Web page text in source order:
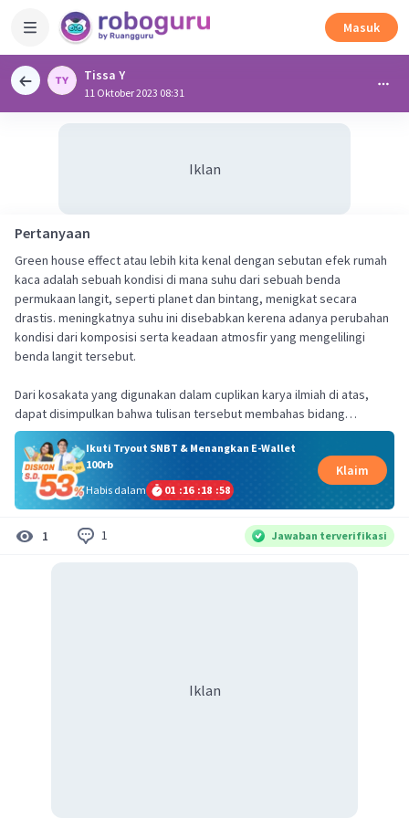
Masuk
Tissa Y
11 Oktober 2023 08:31
Iklan
Pertanyaan
Green house effect atau lebih kita kenal dengan sebutan efek rumah
kaca adalah sebuah kondisi di mana suhu dari sebuah benda
permukaan langit, seperti planet dan bintang, menigkat secara
drastis. meningkatnya suhu ini disebabkan kerena adanya perubahan
kondisi dari komposisi serta keadaan atmosfir yang mengelilingi
benda langit tersebut.
Dari kosakata yang digunakan dalam cuplikan karya ilmiah di atas,
dapat disimpulkan bahwa tulisan tersebut membahas bidang…
Ikuti Tryout SNBT & Menangkan E-Wallet
100rb
Habis dalam
01 :16 :18 :57
Klaim
1 1 Jawaban terverifikasi
Iklan